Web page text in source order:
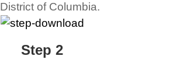
District of Columbia.
Step 2